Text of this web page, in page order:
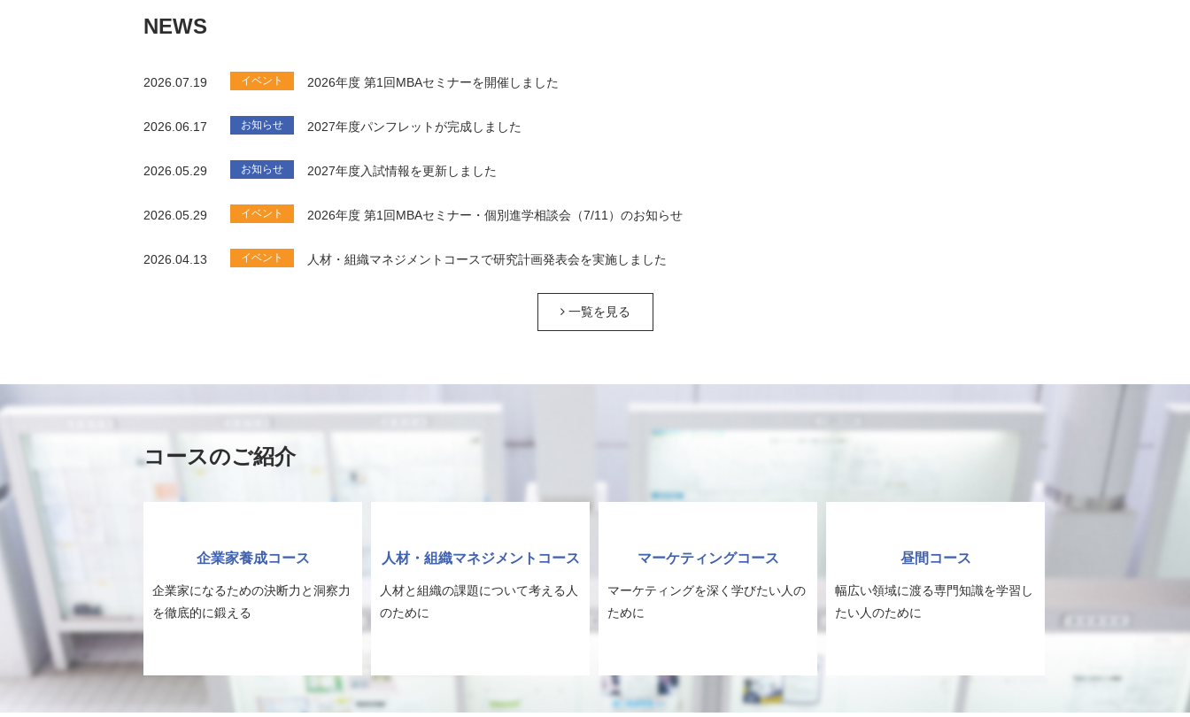
NEWS
2026.07.19 イベント 2026年度 第1回MBAセミナーを開催しました
2026.06.17 お知らせ 2027年度パンフレットが完成しました
2026.05.29 お知らせ 2027年度入試情報を更新しました
2026.05.29 イベント 2026年度 第1回MBAセミナー・個別進学相談会（7/11）のお知らせ
2026.04.13 イベント 人材・組織マネジメントコースで研究計画発表会を実施しました
一覧を見る
コースのご紹介
企業家養成コース
企業家になるための決断力と洞察力
を徹底的に鍛える
人材・組織マネジメントコース
人材と組織の課題について考える人
のために
マーケティングコース
マーケティングを深く学びたい人の
ために
昼間コース
幅広い領域に渡る専門知識を学習し
たい人のために